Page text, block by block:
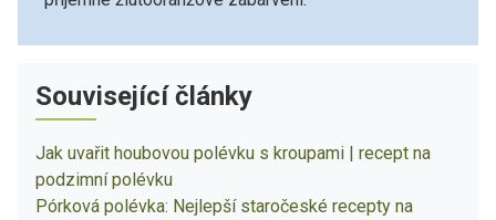
Související články
Jak uvařit houbovou polévku s kroupami | recept na
podzimní polévku
Pórková polévka: Nejlepší staročeské recepty na